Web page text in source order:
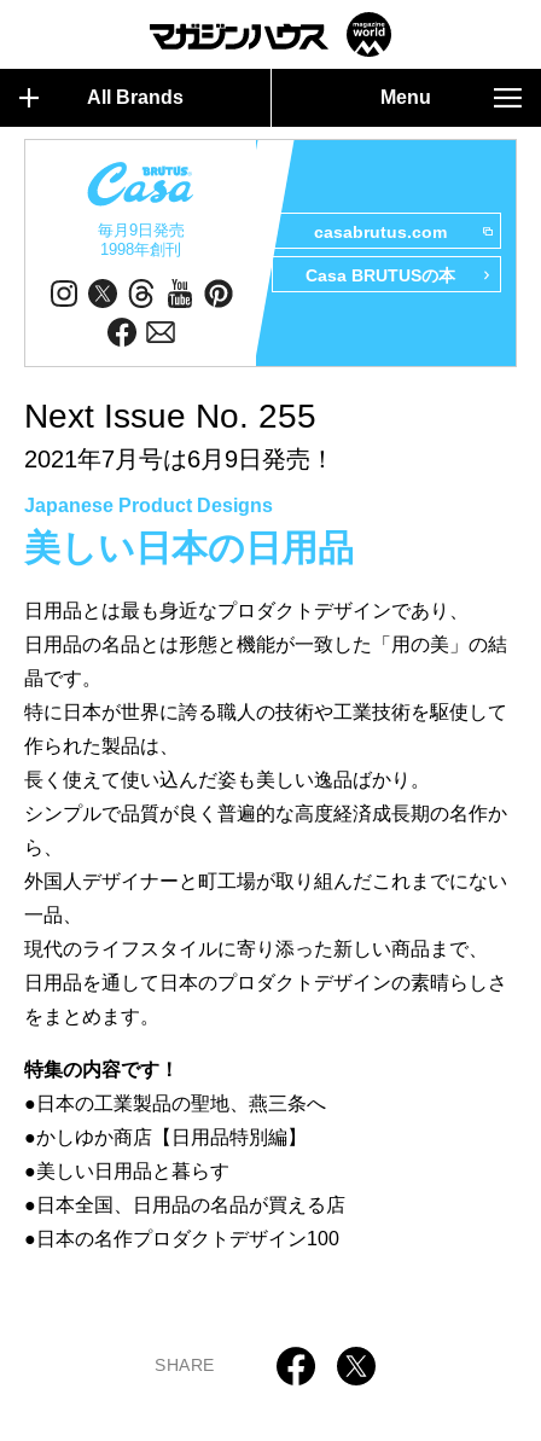
All Brands Menu
毎月9日発売
1998年創刊
casabrutus.com
Casa BRUTUSの本
Next Issue No. 255
2021年7月号は6月9日発売！
Japanese Product Designs
美しい日本の日用品
日用品とは最も身近なプロダクトデザインであり、
日用品の名品とは形態と機能が一致した「用の美」の結
晶です。
特に日本が世界に誇る職人の技術や工業技術を駆使して
作られた製品は、
長く使えて使い込んだ姿も美しい逸品ばかり。
シンプルで品質が良く普遍的な高度経済成長期の名作か
ら、
外国人デザイナーと町工場が取り組んだこれまでにない
一品、
現代のライフスタイルに寄り添った新しい商品まで、
日用品を通して日本のプロダクトデザインの素晴らしさ
をまとめます。
特集の内容です！
●日本の工業製品の聖地、燕三条へ
●かしゆか商店【日用品特別編】
●美しい日用品と暮らす
●日本全国、日用品の名品が買える店
●日本の名作プロダクトデザイン100
SHARE